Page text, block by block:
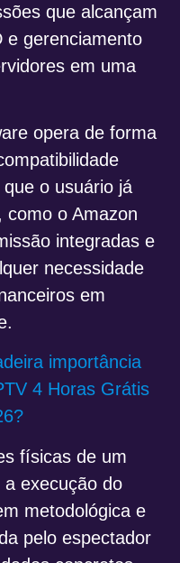
que alcançam
e gerenciamento
em uma
opera de forma
o usuário já
como o Amazon
integradas e
necessidade
em
importância
4 Horas Grátis
físicas de um
execução do
metodológica e
pelo espectador